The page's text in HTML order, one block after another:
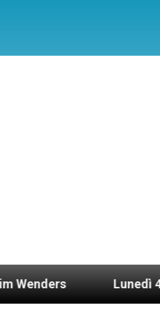
Lunedì 4 gennaio